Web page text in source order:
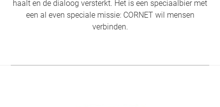
haalt en de dialoog versterkt. Het is een speciaalbier met
een al even speciale missie: CORNET wil mensen
verbinden.